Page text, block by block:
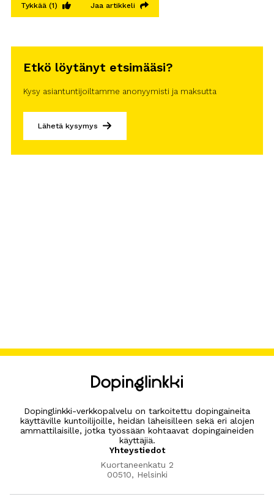
Tykkää (1) Jaa artikkeli
Etkö löytänyt etsimääsi?
Kysy asiantuntijoiltamme anonyymisti ja maksutta
Lähetä kysymys
Dopinglinkki-verkkopalvelu on tarkoitettu dopingaineita
käyttäville kuntoilijoille, heidän läheisilleen sekä eri alojen
ammattilaisille, jotka työssään kohtaavat dopingaineiden
käyttäjiä.
Yhteystiedot
Kuortaneenkatu 2
00510, Helsinki